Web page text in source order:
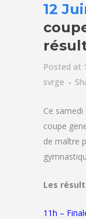
12
Posted at
svrge
Ce
coupe
de maître
Les
11h –